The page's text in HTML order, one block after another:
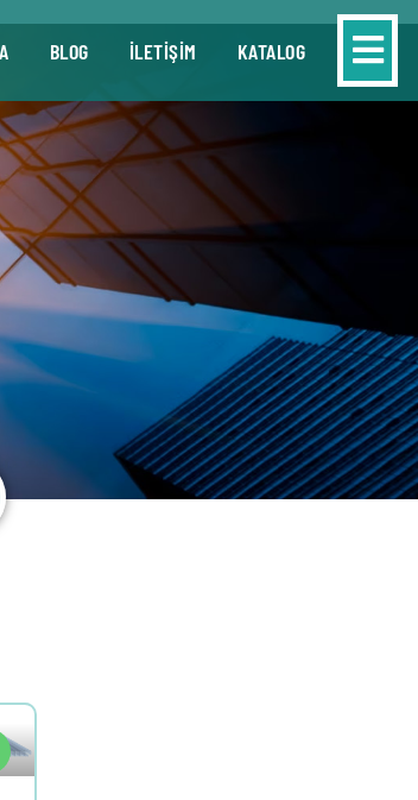
BLOG İLETİŞİM KATALOG